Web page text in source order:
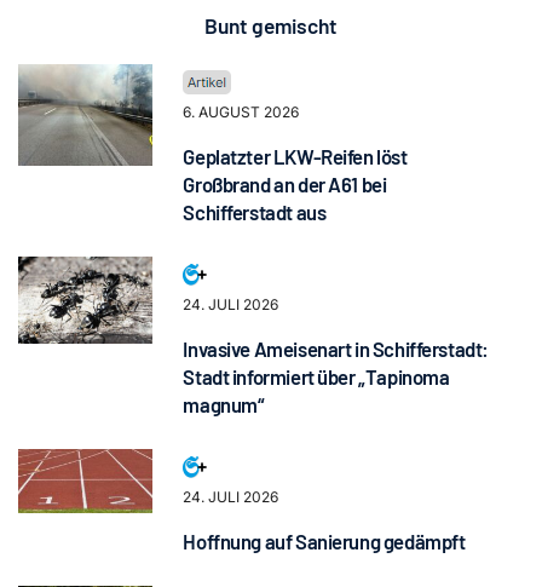
Bunt gemischt
6. AUGUST 2026
Geplatzter LKW-Reifen löst
Großbrand an der A61 bei
Schifferstadt aus
24. JULI 2026
Invasive Ameisenart in Schifferstadt:
Stadt informiert über „Tapinoma
magnum“
24. JULI 2026
Hoffnung auf Sanierung gedämpft